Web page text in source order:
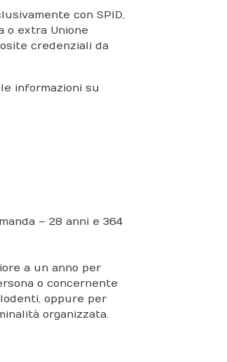
con SPID,
o extra Unione
credenziali da
informazioni su
– 28 anni e 364
a un anno per
o concernente
oppure per
organizzata.